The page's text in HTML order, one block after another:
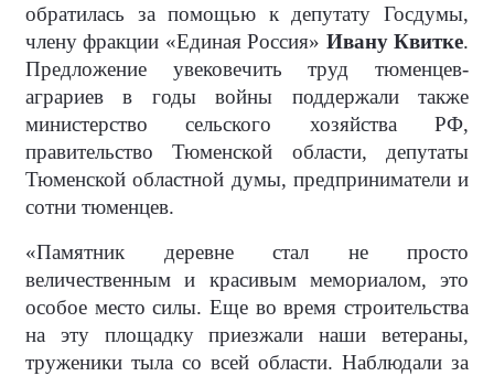
обратилась за помощью к депутату Госдумы,
члену фракции «Единая Россия» Ивану Квитке.
Предложение увековечить труд тюменцев-
аграриев в годы войны поддержали также
министерство сельского хозяйства РФ,
правительство Тюменской области, депутаты
Тюменской областной думы, предприниматели и
сотни тюменцев.
«Памятник деревне стал не просто
величественным и красивым мемориалом, это
особое место силы. Еще во время строительства
на эту площадку приезжали наши ветераны,
труженики тыла со всей области. Наблюдали за